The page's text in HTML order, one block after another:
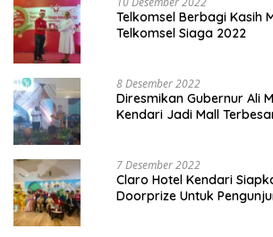
Telkomsel Berbagi Kasih
Telkomsel Siaga 2022
8 Desember 2022
Diresmikan Gubernur Ali
Kendari Jadi Mall
7 Desember 2022
Claro Hotel Kendari
Doorprize Untuk